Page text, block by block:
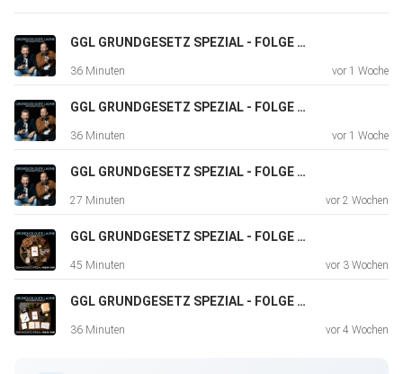
GGL GRUNDGESETZ SPEZIAL - FOLGE 012
36 Minuten vor 1 Woche
GGL GRUNDGESETZ SPEZIAL - FOLGE 011
36 Minuten vor 1 Woche
GGL GRUNDGESETZ SPEZIAL - FOLGE 010
27 Minuten vor 2 Wochen
GGL GRUNDGESETZ SPEZIAL - FOLGE 009
45 Minuten vor 3 Wochen
GGL GRUNDGESETZ SPEZIAL - FOLGE 008
36 Minuten vor 4 Wochen